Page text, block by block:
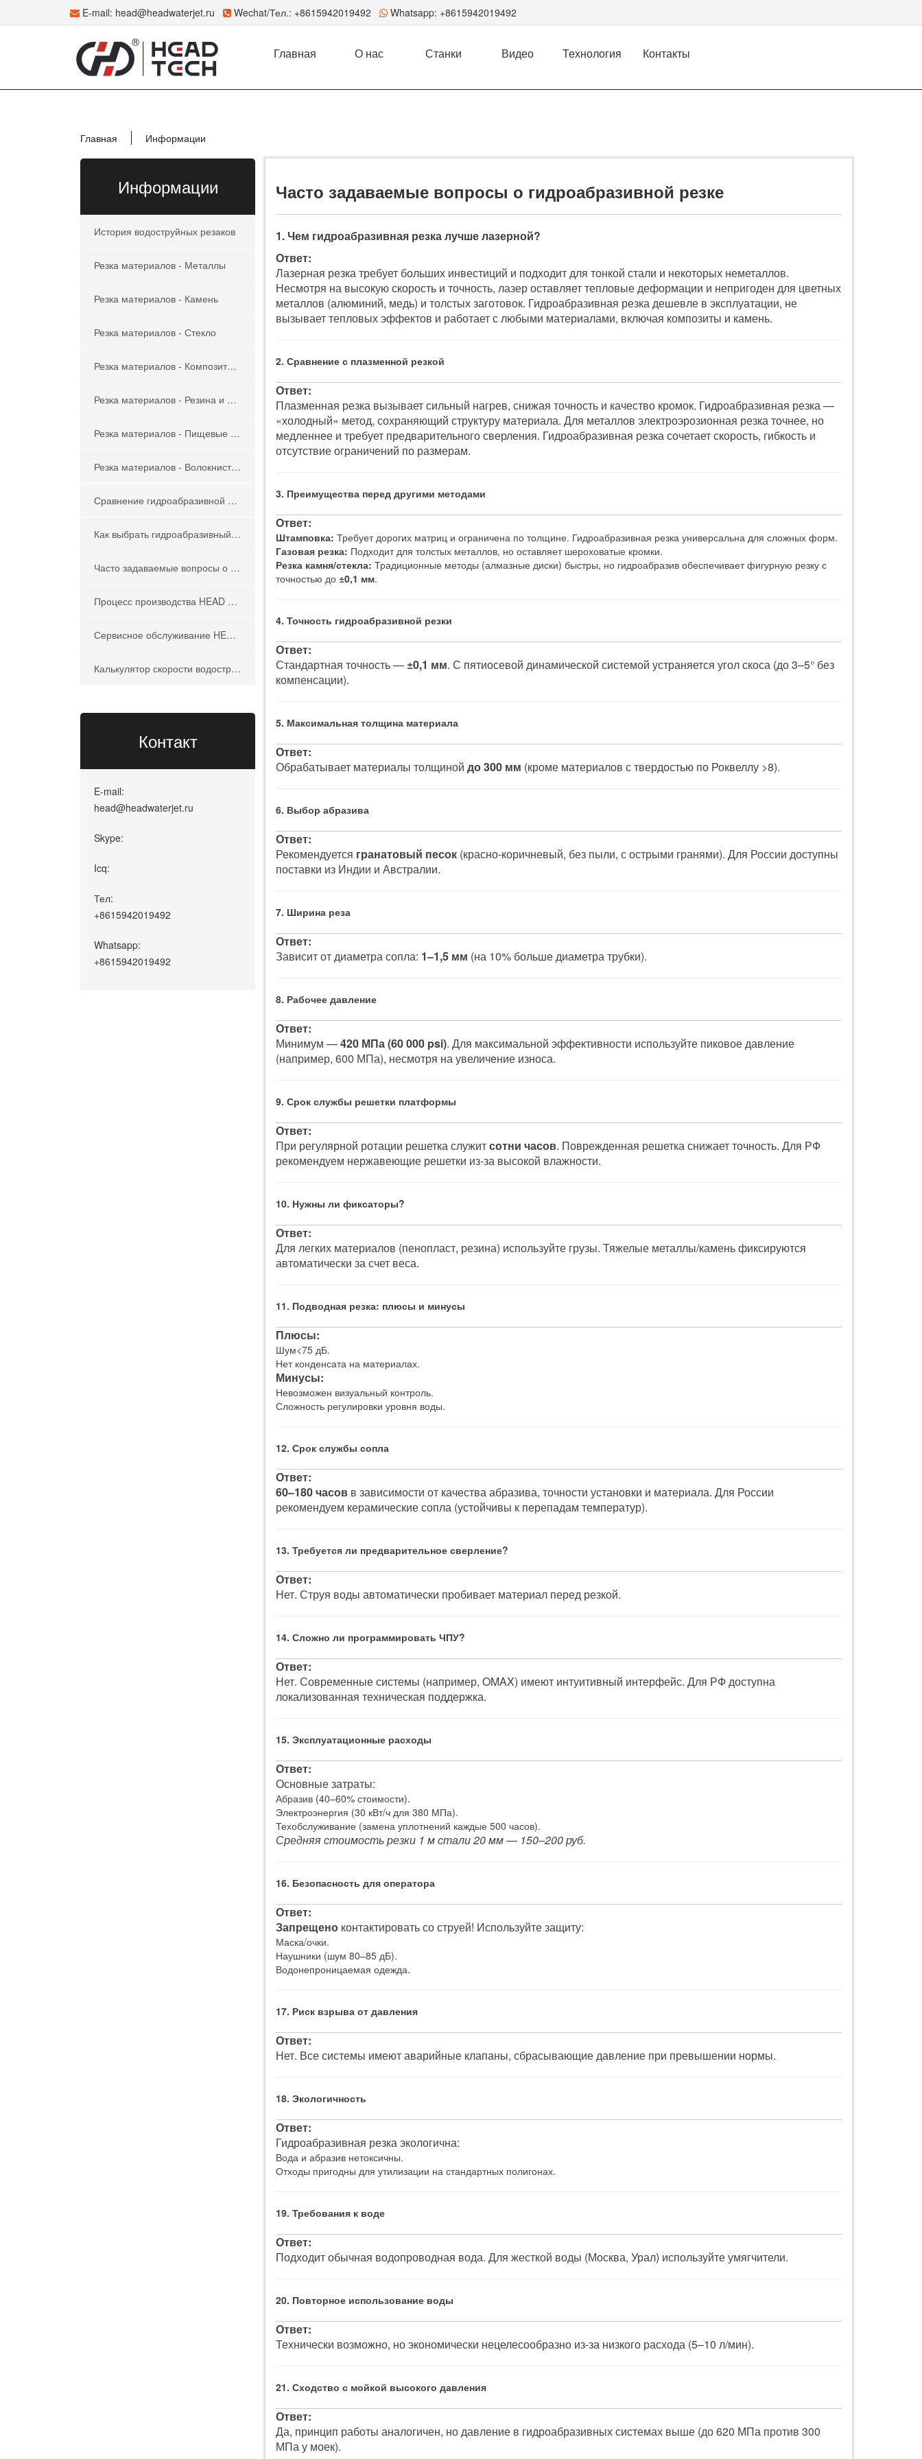
E-mail: head@headwaterjet.ru Wechat/Тел.: +8615942019492 Whatsapp: +8615942019492
Главная О нас Станки Видео Технология Контакты
Главная Информации
Информации
История водоструйных резаков
Резка материалов - Металлы
Резка материалов - Камень
Резка материалов - Стекло
Резка материалов - Композитные материалы
Резка материалов - Резина и пластик
Резка материалов - Пищевые продукты
Резка материалов - Волокнистые плиты, изготовленные по влажной технологии
Сравнение гидроабразивной резки с традиционными методами резки
Как выбрать гидроабразивный станок для российского рынка
Часто задаваемые вопросы о гидроабразивной резке
Процесс производства HEAD Waterjet
Сервисное обслуживание HEAD Waterjet
Калькулятор скорости водоструйной резки
Контакт
E-mail:
head@headwaterjet.ru
Skype:
Icq:
Тел:
+8615942019492
Whatsapp:
+8615942019492
Часто задаваемые вопросы о гидроабразивной резке
1. Чем гидроабразивная резка лучше лазерной?
Ответ:
Лазерная резка требует больших инвестиций и подходит для тонкой стали и некоторых неметаллов.
Несмотря на высокую скорость и точность, лазер оставляет тепловые деформации и непригоден для цветных
металлов (алюминий, медь) и толстых заготовок. Гидроабразивная резка дешевле в эксплуатации, не
вызывает тепловых эффектов и работает с любыми материалами, включая композиты и камень.
2. Сравнение с плазменной резкой
Ответ:
Плазменная резка вызывает сильный нагрев, снижая точность и качество кромок. Гидроабразивная резка —
«холодный» метод, сохраняющий структуру материала. Для металлов электроэрозионная резка точнее, но
медленнее и требует предварительного сверления. Гидроабразивная резка сочетает скорость, гибкость и
отсутствие ограничений по размерам.
3. Преимущества перед другими методами
Ответ:
Штамповка: Требует дорогих матриц и ограничена по толщине. Гидроабразивная резка универсальна для сложных форм.
Газовая резка: Подходит для толстых металлов, но оставляет шероховатые кромки.
Резка камня/стекла: Традиционные методы (алмазные диски) быстры, но гидроабразив обеспечивает фигурную резку с
точностью до ±0,1 мм.
4. Точность гидроабразивной резки
Ответ:
Стандартная точность — ±0,1 мм. С пятиосевой динамической системой устраняется угол скоса (до 3–5° без
компенсации).
5. Максимальная толщина материала
Ответ:
Обрабатывает материалы толщиной до 300 мм (кроме материалов с твердостью по Роквеллу >8).
6. Выбор абразива
Ответ:
Рекомендуется гранатовый песок (красно-коричневый, без пыли, с острыми гранями). Для России доступны
поставки из Индии и Австралии.
7. Ширина реза
Ответ:
Зависит от диаметра сопла: 1–1,5 мм (на 10% больше диаметра трубки).
8. Рабочее давление
Ответ:
Минимум —420 МПа (60 000 psi). Для максимальной эффективности используйте пиковое давление
(например, 600 МПа), несмотря на увеличение износа.
9. Срок службы решетки платформы
Ответ:
При регулярной ротации решетка служитсотни часов. Поврежденная решетка снижает точность. Для РФ
рекомендуем нержавеющие решетки из-за высокой влажности.
10. Нужны ли фиксаторы?
Ответ:
Для легких материалов (пенопласт, резина) используйте грузы. Тяжелые металлы/камень фиксируются
автоматически за счет веса.
11. Подводная резка: плюсы и минусы
Плюсы:
Шум<75 дБ.
Нет конденсата на материалах.
Минусы:
Невозможен визуальный контроль.
Сложность регулировки уровня воды.
12. Срок службы сопла
Ответ:
60–180 часов в зависимости от качества абразива, точности установки и материала. Для России
рекомендуем керамические сопла (устойчивы к перепадам температур).
13. Требуется ли предварительное сверление?
Ответ:
Нет. Струя воды автоматически пробивает материал перед резкой.
14. Сложно ли программировать ЧПУ?
Ответ:
Нет. Современные системы (например, OMAX) имеют интуитивный интерфейс. Для РФ доступна
локализованная техническая поддержка.
15. Эксплуатационные расходы
Ответ:
Основные затраты:
Абразив (40–60% стоимости).
Электроэнергия (30 кВт/ч для 380 МПа).
Техобслуживание (замена уплотнений каждые 500 часов).
Средняя стоимость резки 1 м стали 20 мм — 150–200 руб.
16. Безопасность для оператора
Ответ:
Запрещено контактировать со струей! Используйте защиту:
Маска/очки.
Наушники (шум 80–85 дБ).
Водонепроницаемая одежда.
17. Риск взрыва от давления
Ответ:
Нет. Все системы имеют аварийные клапаны, сбрасывающие давление при превышении нормы.
18. Экологичность
Ответ:
Гидроабразивная резка экологична:
Вода и абразив нетоксичны.
Отходы пригодны для утилизации на стандартных полигонах.
19. Требования к воде
Ответ:
Подходит обычная водопроводная вода. Для жесткой воды (Москва, Урал) используйте умягчители.
20. Повторное использование воды
Ответ:
Технически возможно, но экономически нецелесообразно из-за низкого расхода (5–10 л/мин).
21. Сходство с мойкой высокого давления
Ответ:
Да, принцип работы аналогичен, но давление в гидроабразивных системах выше (до 620 МПа против 300
МПа у моек).